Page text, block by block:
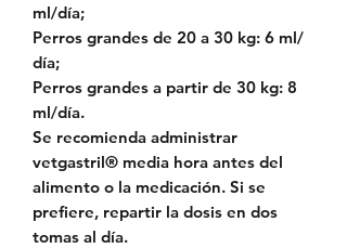
ml/día;
Perros grandes de 20 a 30 kg: 6 ml/
día;
Perros grandes a partir de 30 kg: 8
ml/día.
Se recomienda administrar
vetgastril® media hora antes del
alimento o la medicación. Si se
prefiere, repartir la dosis en dos
tomas al día.